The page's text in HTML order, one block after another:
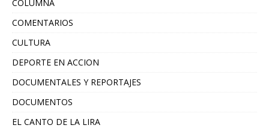
COLUMNA
COMENTARIOS
CULTURA
DEPORTE EN ACCION
DOCUMENTALES Y REPORTAJES
DOCUMENTOS
EL CANTO DE LA LIRA